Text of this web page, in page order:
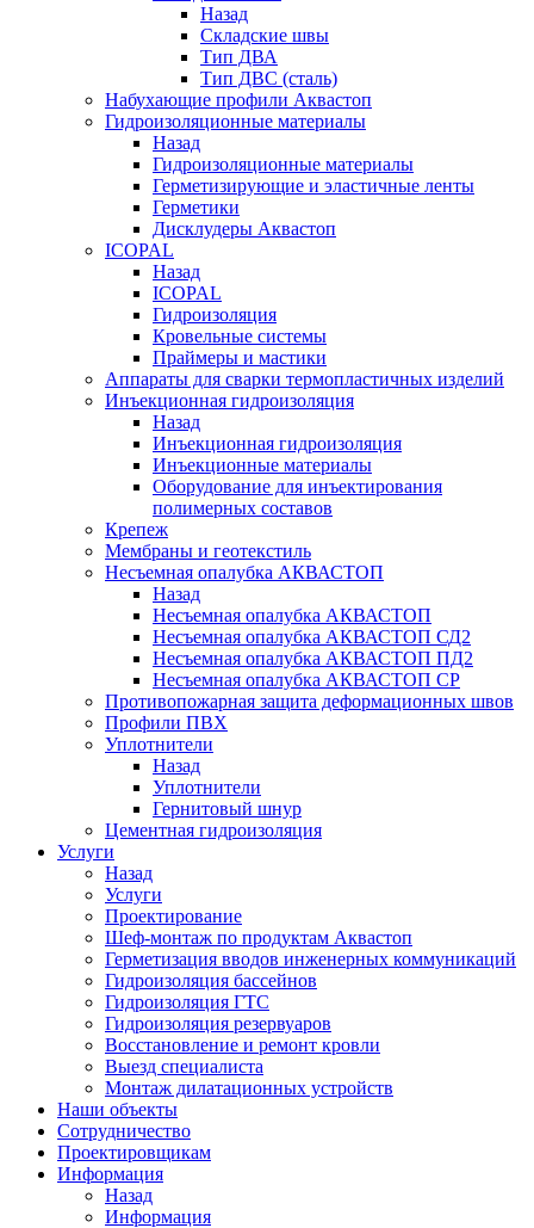
Назад
Складские швы
Тип ДВА
Тип ДВС (сталь)
Набухающие профили Аквастоп
Гидроизоляционные материалы
Назад
Гидроизоляционные материалы
Герметизирующие и эластичные ленты
Герметики
Дисклудеры Аквастоп
ICOPAL
Назад
ICOPAL
Гидроизоляция
Кровельные системы
Праймеры и мастики
Аппараты для сварки термопластичных изделий
Инъекционная гидроизоляция
Назад
Инъекционная гидроизоляция
Инъекционные материалы
Оборудование для инъектирования
полимерных составов
Крепеж
Мембраны и геотекстиль
Несъемная опалубка АКВАСТОП
Назад
Несъемная опалубка АКВАСТОП
Несъемная опалубка АКВАСТОП СД2
Несъемная опалубка АКВАСТОП ПД2
Несъемная опалубка АКВАСТОП СР
Противопожарная защита деформационных швов
Профили ПВХ
Уплотнители
Назад
Уплотнители
Гернитовый шнур
Цементная гидроизоляция
Услуги
Назад
Услуги
Проектирование
Шеф-монтаж по продуктам Аквастоп
Герметизация вводов инженерных коммуникаций
Гидроизоляция бассейнов
Гидроизоляция ГТС
Гидроизоляция резервуаров
Восстановление и ремонт кровли
Выезд специалиста
Монтаж дилатационных устройств
Наши объекты
Сотрудничество
Проектировщикам
Информация
Назад
Информация